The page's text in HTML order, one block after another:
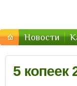
Новости
5 копеек